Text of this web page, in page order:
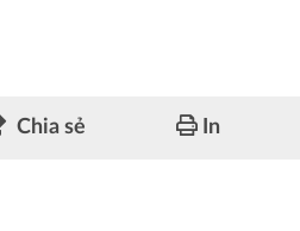
Chia sẻ In